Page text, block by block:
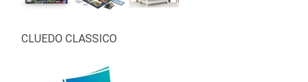
BRAND
CLUEDO CLASSICO